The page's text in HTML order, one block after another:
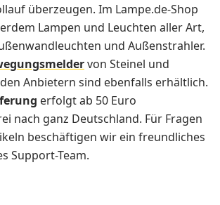
überzeugen. Im Lampe.de-Shop
Lampen und Leuchten aller Art,
und Außenstrahler.
von Steinel und
Anbietern sind ebenfalls erhältlich.
erfolgt ab 50 Euro
nach ganz Deutschland. Für Fragen
beschäftigen wir ein freundliches
Support-Team.